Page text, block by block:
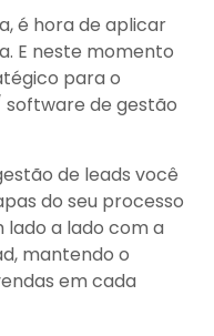
é hora de aplicar
E neste momento
para o
software de gestão
de leads você
do seu processo
a lado com a
mantendo o
em cada